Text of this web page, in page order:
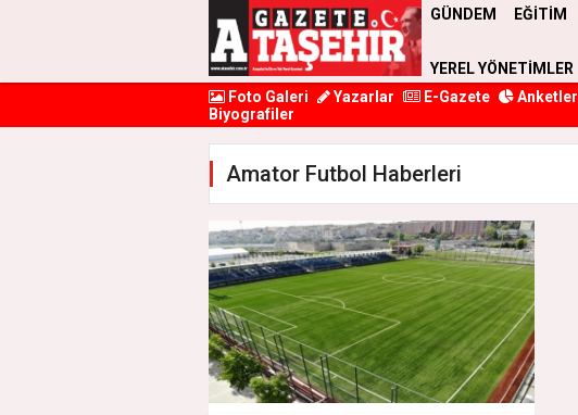
GÜNDEM EĞİTİM
YEREL YÖNETİMLER
Foto Galeri
Yazarlar E-Gazete Anketler
Biyografiler
Amator Futbol Haberleri